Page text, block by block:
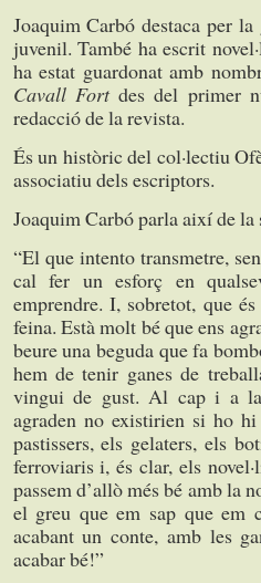
Joaquim Carbó destaca per
juvenil. També ha escrit
ha estat guardonat amb
Cavall Fortdes del primer
redacció de la revista.
És un històric del col·lectiu
associatiu dels escriptors.
Joaquim Carbó parla així de la
“El que intento transmetre,
cal fer un esforç en
emprendre. I, sobretot, que
feina. Està molt bé que ens
beure una beguda que fa
hem de tenir ganes de
vingui de gust. Al cap i a la
agraden no existirien si ho
pastissers, els gelaters, els
ferroviaris i, és clar, els
passem d’allò més bé amb la
el greu que em sap que em
acabant un conte, amb les
acabar bé!”